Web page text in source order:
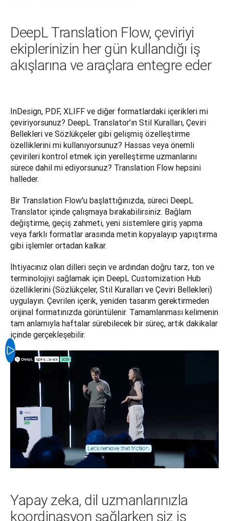
DeepL Translation Flow, çeviriyi
ekiplerinizin her gün kullandığı iş
akışlarına ve araçlara entegre eder
InDesign, PDF, XLIFF ve diğer formatlardaki içerikleri mi
çeviriyorsunuz? DeepL Translator’ın Stil Kuralları, Çeviri
Bellekleri ve Sözlükçeler gibi gelişmiş özelleştirme
özelliklerini mi kullanıyorsunuz? Hassas veya önemli
çevirileri kontrol etmek için yerelleştirme uzmanlarını
sürece dahil mi ediyorsunuz? Translation Flow hepsini
halleder.
Bir Translation Flow'u başlattığınızda, süreci DeepL
Translator içinde çalışmaya bırakabilirsiniz. Bağlam
değiştirme, geçiş zahmeti, yeni sistemlere giriş yapma
veya farklı formatlar arasında metin kopyalayıp yapıştırma
gibi işlemler ortadan kalkar.
İhtiyacınız olan dilleri seçin ve ardından doğru tarz, ton ve
terminolojiyi sağlamak için DeepL Customization Hub
özelliklerini (Sözlükçeler, Stil Kuralları ve Çeviri Bellekleri)
uygulayın. Çevrilen içerik, yeniden tasarım gerektirmeden
orijinal formatınızda görüntülenir. Tamamlanması kelimenin
tam anlamıyla haftalar sürebilecek bir süreç, artık dakikalar
Yapay zeka, dil uzmanlarınızla
koordinasyon sağlarken siz iş